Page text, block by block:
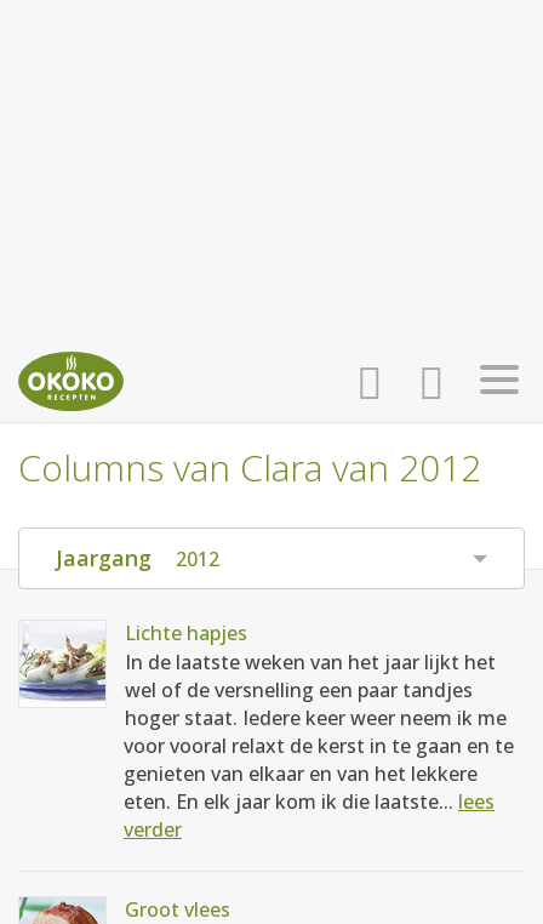
INLOGGEN
AANMELDEN
HOME
RECEPTEN
WEEKMENU'S
KOOKBOEKEN
Columns van Clara van 2012
Jaargang 2012
Lichte hapjes
In de laatste weken van het jaar lijkt het
wel of de versnelling een paar tandjes
hoger staat. Iedere keer weer neem ik me
voor vooral relaxt de kerst in te gaan en te
genieten van elkaar en van het lekkere
eten. En elk jaar kom ik die laatste... lees
verder
Groot vlees